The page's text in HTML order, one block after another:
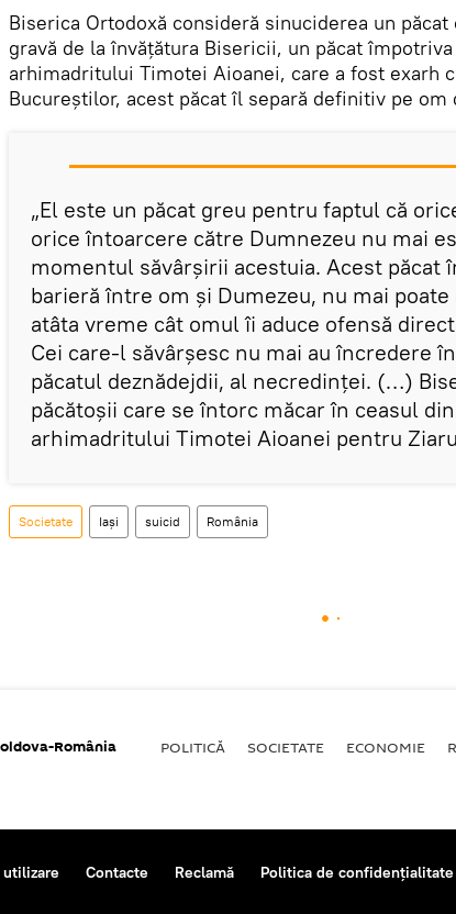
Biserica Ortodoxă consideră sinuciderea un
gravă de la învăţătura Bisericii, un păcat
arhimadritului Timotei Aioanei, care a fost exarh
Bucureştilor, acest păcat îl separă definitiv pe om
„El este un păcat greu pentru faptul că
orice întoarcere către Dumnezeu nu mai
momentul săvârşirii acestuia. Acest păcat
barieră între om şi Dumezeu, nu mai
atâta vreme cât omul îi aduce ofensă
Cei care-l săvârşesc nu mai au încredere
păcatul deznădejdii, al necredinţei. (…)
păcătoşii care se întorc măcar în ceasul
arhimadritului Timotei Aioanei pentru
Societate Iași suicid România
România POLITICĂ SOCIETATE ECONOMIE
Contacte Reclamă Politica de confidențialitate